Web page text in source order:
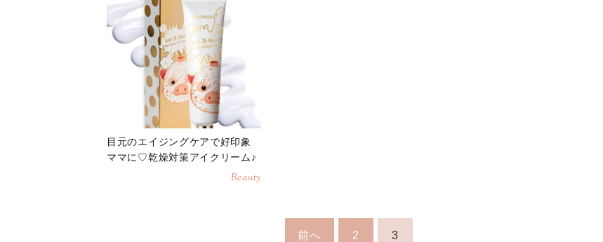
目元のエイジングケアで好印象
ママに♡乾燥対策アイクリーム♪
Beauty
前へ 2 3